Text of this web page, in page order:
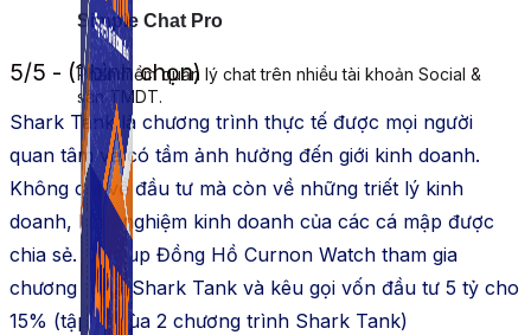
Simple Chat Pro
Phần mềm quản lý chat trên nhiều tài khoản Social &
sàn TMDT.
5/5 - (1 bình chọn)
Shark Tank là chương trình thực tế được mọi người
quan tâm và có tầm ảnh hưởng đến giới kinh doanh.
Không chỉ về đầu tư mà còn về những triết lý kinh
doanh, kinh nghiệm kinh doanh của các cá mập được
chia sẻ. Star up Đồng Hồ Curnon Watch tham gia
chương trình Shark Tank và kêu gọi vốn đầu tư 5 tỷ cho
15% (tập 3 mùa 2 chương trình Shark Tank)